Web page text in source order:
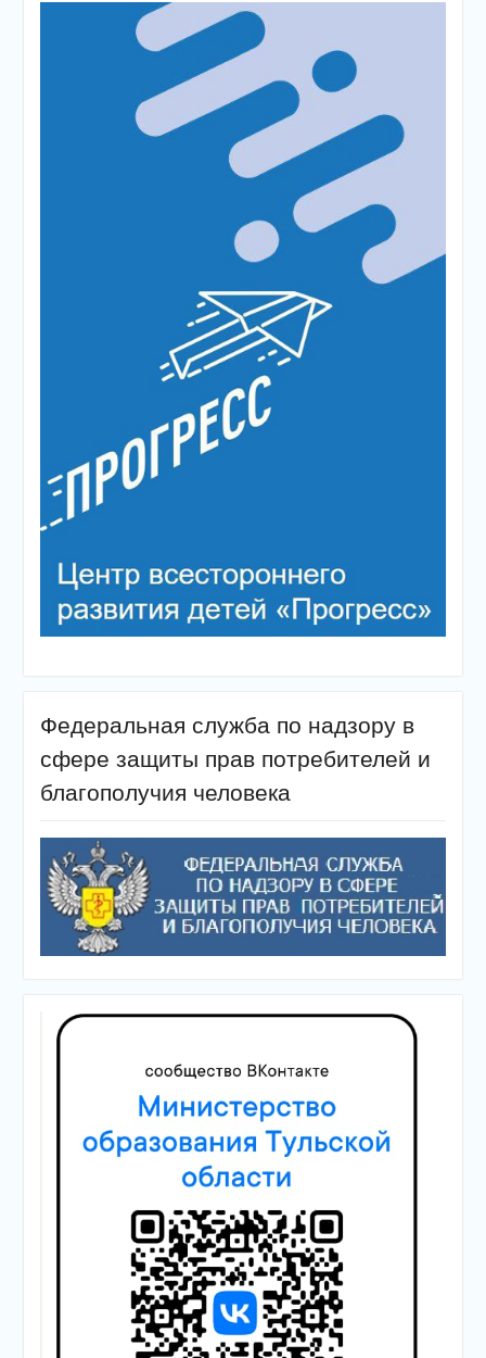
Федеральная служба по надзору в
сфере защиты прав потребителей и
благополучия человека